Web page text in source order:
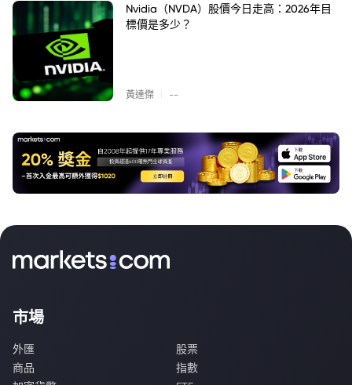
Nvidia（NVDA）股價今日走高：2026年目
標價是多少？
黃達傑 --
市場
外匯
股票
商品
指數